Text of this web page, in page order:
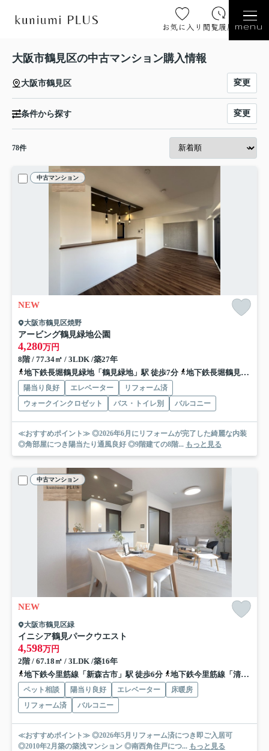
お気に入り 閲覧履歴 menu
大阪市鶴見区の中古マンション購入情報
大阪市鶴見区 変更
条件から探す 変更
78件
中古マンション
NEW
大阪市鶴見区焼野
アービング鶴見緑地公園
4,280万円
8階 / 77.34㎡ / 3LDK /築27年
地下鉄長堀鶴見緑地「鶴見緑地」駅 徒歩7分
地下鉄長堀鶴見緑地「門真南」駅 徒歩13分
陽当り良好 エレベーター
リフォーム済
ウォークインクロゼット
バス・トイレ別 バルコニー
≪おすすめポイント≫ ◎2026年6月にリフォームが完了した綺麗な内装
◎角部屋につき陽当たり通風良好 ◎9階建ての8階... もっと見る
中古マンション
NEW
大阪市鶴見区緑
イニシア鶴見パークウエスト
4,598万円
2階 / 67.18㎡ / 3LDK /築16年
地下鉄今里筋線「新森古市」駅 徒歩6分
地下鉄今里筋線「清水」駅 徒歩13分
ペット相談 陽当り良好 エレベーター
床暖房
リフォーム済
バルコニー
≪おすすめポイント≫ ◎2026年5月リフォーム済につき即ご入居可
◎2010年2月築の築浅マンション ◎南西角住戸につ... もっと見る